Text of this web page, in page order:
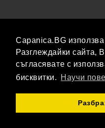
Capanica.BG използва
Разглеждайки сайта,
съгласявате с
бисквитки.
Научи
Нашият онлайн
Моите